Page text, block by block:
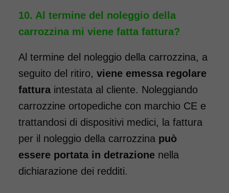
Noleggio sedia a rotelle per
ribaltabile, schienale
pieghevole e pedane elevabili.
Il noleggio minimo è di 7
giorni a 89 euro. Consegniamo
a domicilio in tutta Italia,
Al termine del noleggio della
carrozzina mi viene fatta fattura?
Al termine del noleggio della carrozzina, a
seguito del ritiro, viene emessa regolare
fattura intestata al cliente. Noleggiando
carrozzine ortopediche con marchio CE e
trattandosi di dispositivi medici, la fattura
per il noleggio della carrozzina può
essere portata in detrazione nella
dichiarazione dei redditi.